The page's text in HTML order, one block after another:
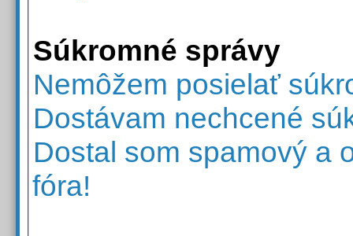
Súkromné správy
Nemôžem posielať
Dostávam nechcené
Dostal som spamový a
fóra!